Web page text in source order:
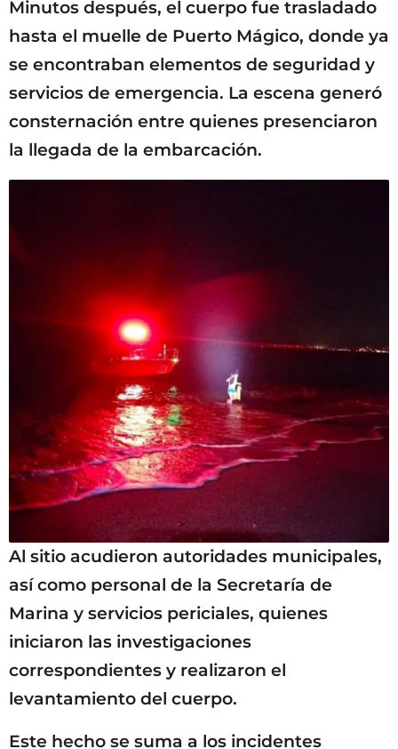
Minutos después, el cuerpo fue trasladado
hasta el muelle de Puerto Mágico, donde ya
se encontraban elementos de seguridad y
servicios de emergencia. La escena generó
consternación entre quienes presenciaron
la llegada de la embarcación.
Al sitio acudieron autoridades municipales,
así como personal de la Secretaría de
Marina y servicios periciales, quienes
iniciaron las investigaciones
correspondientes y realizaron el
levantamiento del cuerpo.
Este hecho se suma a los incidentes